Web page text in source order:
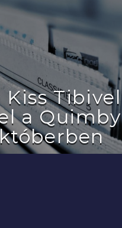
Kiss Tibivel
a Quimby